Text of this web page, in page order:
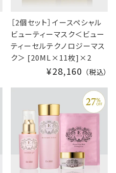
［2個セット］イースペシャル
ビューティーマスク＜ビュー
ティーセルテクノロジーマス
ク＞ [20ML×11枚]×2
¥28,160 （税込）